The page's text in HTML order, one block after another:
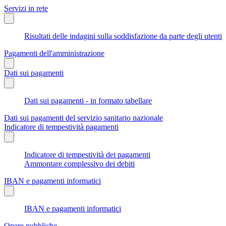
Servizi in rete
Risultati delle indagini sulla soddisfazione da parte degli utenti
Pagamenti dell'amministrazione
Dati sui pagamenti
Dati sui pagamenti - in formato tabellare
Dati sui pagamenti del servizio sanitario nazionale
Indicatore di tempestività pagamenti
Indicatore di tempestività dei pagamenti
Ammontare complessivo dei debiti
IBAN e pagamenti informatici
IBAN e pagamenti informatici